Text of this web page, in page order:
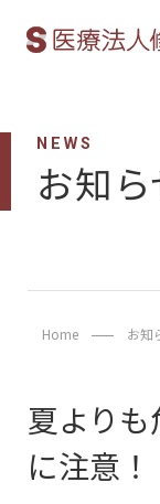
NEWS
お知ら
Home お知
夏より
に注意！